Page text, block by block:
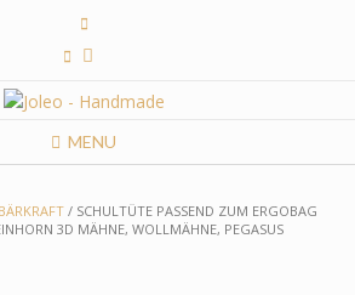
MENU
/ SCHULTÜTE PASSEND ZUM ERGOBAG
3D MÄHNE, WOLLMÄHNE, PEGASUS